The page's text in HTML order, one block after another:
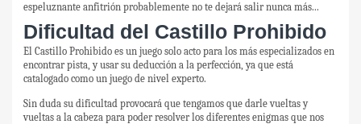
espeluznante anfitrión probablemente no te dejará salir nunca más...
Dificultad del Castillo Prohibido
El Castillo Prohibido es un juego solo acto para los más especializados en
encontrar pista, y usar su deducción a la perfección, ya que está
catalogado como un juego de nivel experto.
Sin duda su dificultad provocará que tengamos que darle vueltas y
vueltas a la cabeza para poder resolver los diferentes enigmas que nos